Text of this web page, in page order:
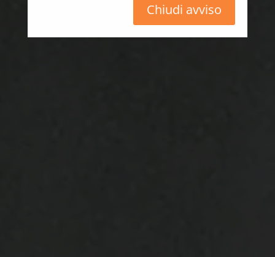
Chiudi avviso